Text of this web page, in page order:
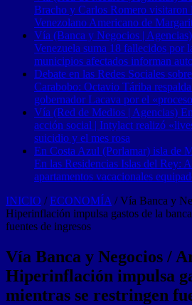
Bracho y Carlos Romero visitaron
Venezolano Americano de
Vía (Banca y Negocios |
Venezuela suma 18 fallecidos por
municipios afectados informan
Debate en las Redes Sociales
Carabobo: Octavio Táriba
gobernador Lacava por el
Vía (Red de Medios | Agencias)
acción social | Intylact realizó
suicidio y el mes rosa
En Costa Azul (Porlamar) isla de
En las Residencias Islas del Rey:
apartamentos vacacionales
INICIO / ECONOMÍA / Vía Banca y
Hiperinflación impulsa gastos de la
fuentes de ingresos
Vía Banca y Negocios /
Hiperinflación impulsa
mientras se restringen